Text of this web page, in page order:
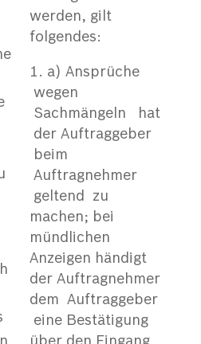
werden, gilt
folgendes:
a) Ansprüche
wegen
Sachmängeln hat
der Auftraggeber
beim
Auftragnehmer
geltend zu
machen; bei
mündlichen
Anzeigen händigt
der Auftragnehmer
dem Auftraggeber
eine Bestätigung
über den Eingang